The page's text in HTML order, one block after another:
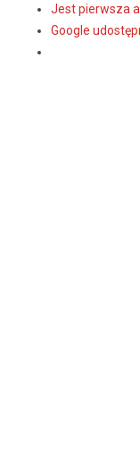
Jest pierwsza
Google